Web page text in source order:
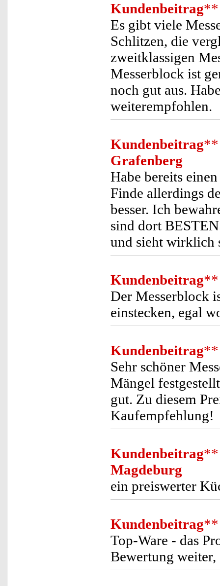
Kundenbeitrag**
Es gibt viele
Schlitzen, die
zweitklassigen
Messerblock ist
noch gut aus.
weiterempfohlen.
Kundenbeitrag**
Grafenberg
Habe bereits
Finde allerdings
besser. Ich
sind dort
und sieht wirklich
Kundenbeitrag**
Der Messerblock
einstecken, egal
Kundenbeitrag**
Sehr schöner
Mängel
gut. Zu diesem
Kaufempfehlung!
Kundenbeitrag**
Magdeburg
ein preiswerter
Kundenbeitrag**
Top-Ware - das
Bewertung